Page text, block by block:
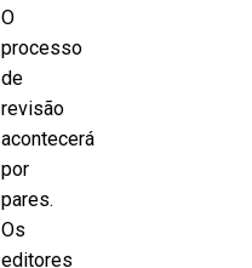
O
processo
de
revisão
acontecerá
por
pares.
Os
editores